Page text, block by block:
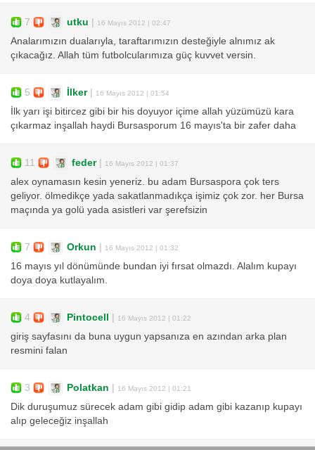
7 utku | 16 Mayıs 2012 | 02:47
Analarımızın dualarıyla, taraftarımızın desteğiyle alnımız ak
çıkacağız. Allah tüm futbolcularımıza güç kuvvet versin.
5 İlker| 16 Mayıs 2012 | 01:54
İlk yarı işi bitircez gibi bir his doyuyor içime allah yüzümüzü kara
çıkarmaz inşallah haydi Bursasporum 16 mayıs'ta bir zafer daha
11 feder| 16 Mayıs 2012 | 01:37
alex oynamasın kesin yeneriz. bu adam Bursaspora çok ters
geliyor. ölmedikçe yada sakatlanmadıkça işimiz çok zor. her Bursa
maçında ya golü yada asistleri var şerefsizin
7 Orkun | 16 Mayıs 2012 | 01:32
16 mayıs yıl dönümünde bundan iyi fırsat olmazdı. Alalım kupayı
doya doya kutlayalım.
4 Pintocell | 16 Mayıs 2012 | 01:22
giriş sayfasını da buna uygun yapsanıza en azından arka plan
resmini falan
3 Polatkan | 16 Mayıs 2012 | 01:21
Dik duruşumuz sürecek adam gibi gidip adam gibi kazanıp kupayı
alıp geleceğiz inşallah